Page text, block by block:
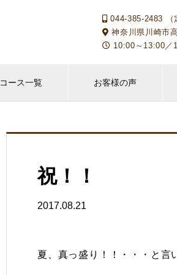
044-385-2483 （
神奈川県川崎市
10:00～13:00／
コース一覧 お客様の声
祝！！
2017.08.21
夏、真っ盛り！！・・・と言